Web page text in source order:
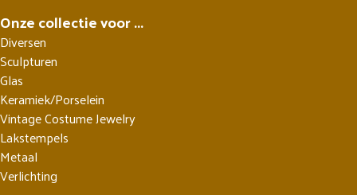
Onze collectie voor ...
Diversen
Sculpturen
Glas
Keramiek/Porselein
Vintage Costume Jewelry
Lakstempels
Metaal
Verlichting